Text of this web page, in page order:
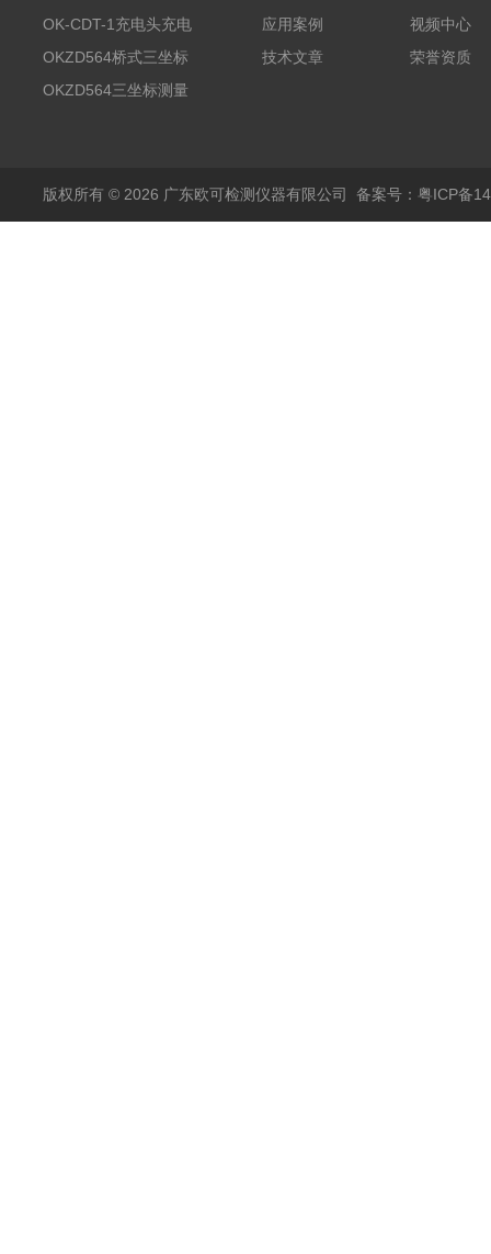
测试系统
OK-CDT-1充电头充电
宝测试系统
OKZD564桥式三坐标
测量仪
OKZD564三坐标测量
应用案例
技术文章
视频中心
荣誉资质
版权所有 © 2026 广东欧可检测仪器有限公司 备案号：粤ICP备